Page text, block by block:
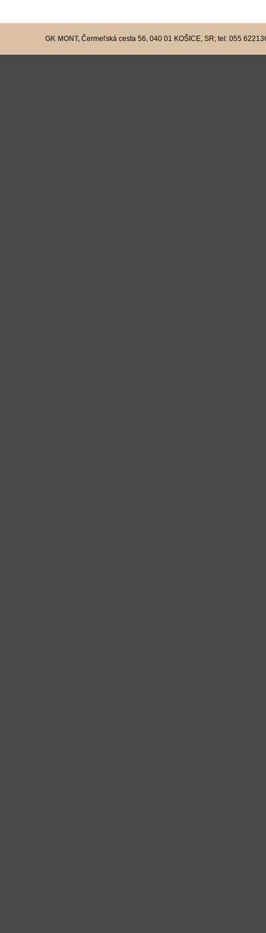
GK MONT, Čermeľská cesta 56, 040 01 KOŠICE, SR; tel: 055